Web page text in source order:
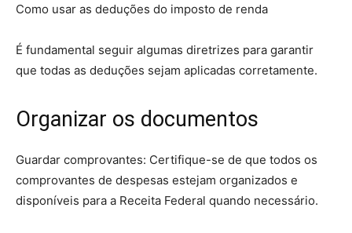
Como usar as deduções do imposto de renda
É fundamental seguir algumas diretrizes para garantir
que todas as deduções sejam aplicadas corretamente.
Organizar os documentos
Guardar comprovantes: Certifique-se de que todos os
comprovantes de despesas estejam organizados e
disponíveis para a Receita Federal quando necessário.